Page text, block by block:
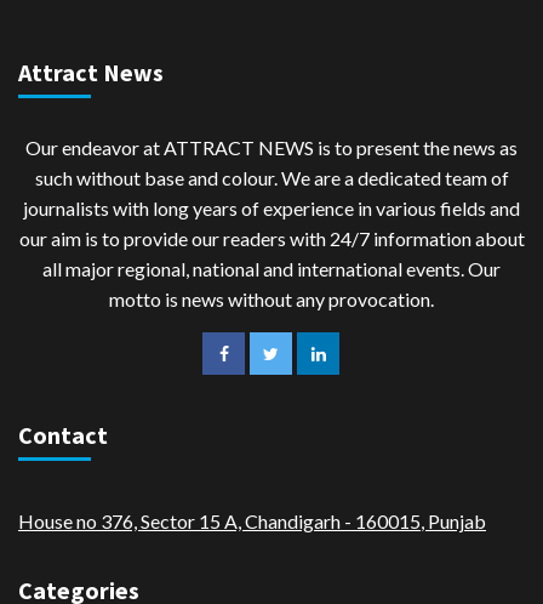
Attract News
Our endeavor at ATTRACT NEWS is to present the news as
such without base and colour. We are a dedicated team of
journalists with long years of experience in various fields and
our aim is to provide our readers with 24/7 information about
all major regional, national and international events. Our
motto is news without any provocation.
Contact
House no 376, Sector 15 A, Chandigarh - 160015, Punjab
Categories